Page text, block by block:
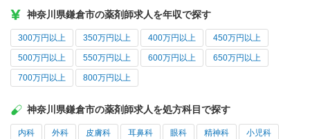
神奈川県鎌倉市の薬剤師求人を年収で探す
300万円以上 350万円以上 400万円以上 450万円以上
500万円以上 550万円以上 600万円以上 650万円以上
700万円以上 800万円以上
神奈川県鎌倉市の薬剤師求人を処方科目で探す
内科 外科 皮膚科 耳鼻科 眼科 精神科 小児科